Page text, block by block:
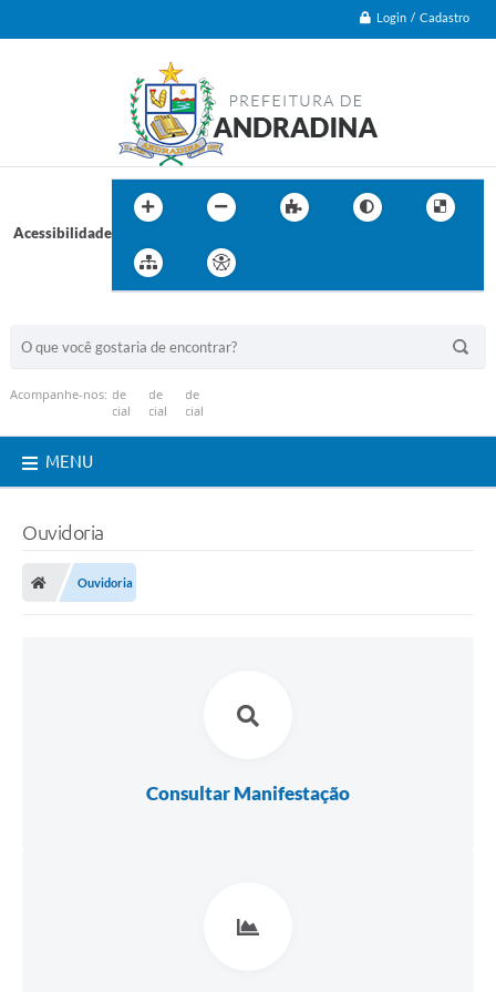
Login / Cadastro
Acessibilidade
Acompanhe-nos:
MENU
Ouvidoria
Ouvidoria
Consultar Manifestação